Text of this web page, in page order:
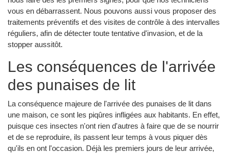
vous en débarrassent. Nous pouvons aussi vous proposer des
traitements préventifs et des visites de contrôle à des intervalles
réguliers, afin de détecter toute tentative d'invasion, et de la
stopper aussitôt.
Les conséquences de l'arrivée
des punaises de lit
La conséquence majeure de l'arrivée des punaises de lit dans
une maison, ce sont les piqûres infligées aux habitants. En effet,
puisque ces insectes n'ont rien d'autres à faire que de se nourrir
et de se reproduire, ils passent leur temps à vous piquer dès
qu'ils en ont l'occasion. Déjà les premiers jours de leur arrivée,